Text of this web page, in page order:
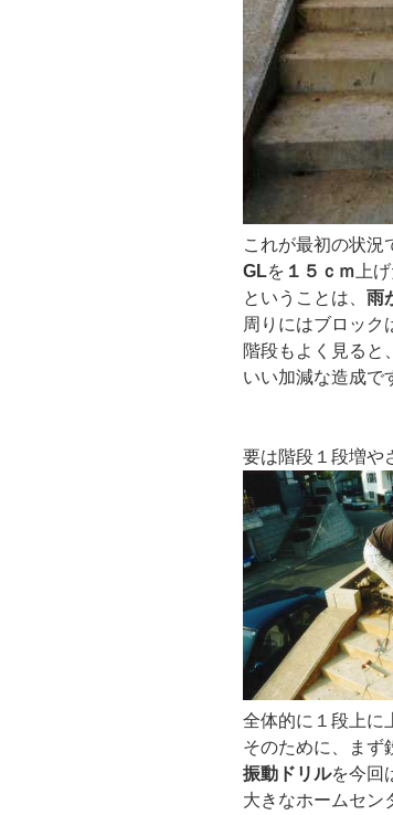
これが最初の状況
GLを １５ｃｍ 上
ということは、 雨
周りにはブロック
階段もよく見ると
いい加減な造成で
要は階段１段増や
全体的に１段上に
そのために、まず
振動ドリルを今回
大きなホームセン